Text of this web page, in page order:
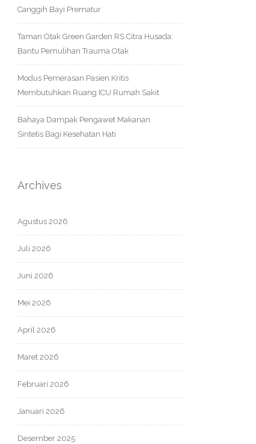
Canggih Bayi Prematur
Taman Otak Green Garden RS Citra Husada:
Bantu Pemulihan Trauma Otak
Modus Pemerasan Pasien Kritis
Membutuhkan Ruang ICU Rumah Sakit
Bahaya Dampak Pengawet Makanan
Sintetis Bagi Kesehatan Hati
Archives
Agustus 2026
Juli 2026
Juni 2026
Mei 2026
April 2026
Maret 2026
Februari 2026
Januari 2026
Desember 2025